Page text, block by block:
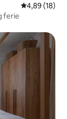
4,89 ud af 5 i
4,89 (18)
ferie